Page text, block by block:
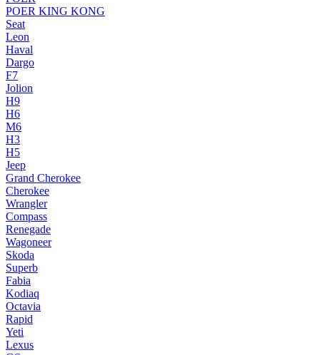
POER KING KONG
Seat
Leon
Haval
Dargo
F7
Jolion
H9
H6
M6
H3
H5
Jeep
Grand Cherokee
Cherokee
Wrangler
Compass
Renegade
Wagoneer
Skoda
Superb
Fabia
Kodiaq
Octavia
Rapid
Yeti
Lexus